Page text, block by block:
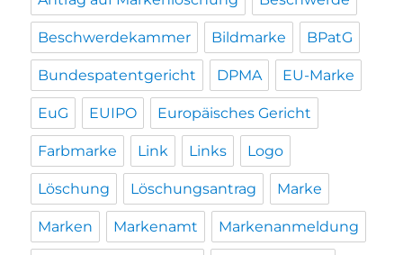
Beschwerdekammer Bildmarke BPatG
Bundespatentgericht DPMA EU-Marke
EuG EUIPO Europäisches Gericht
Farbmarke Link Links Logo
Löschung Löschungsantrag Marke
Marken Markenamt Markenanmeldung